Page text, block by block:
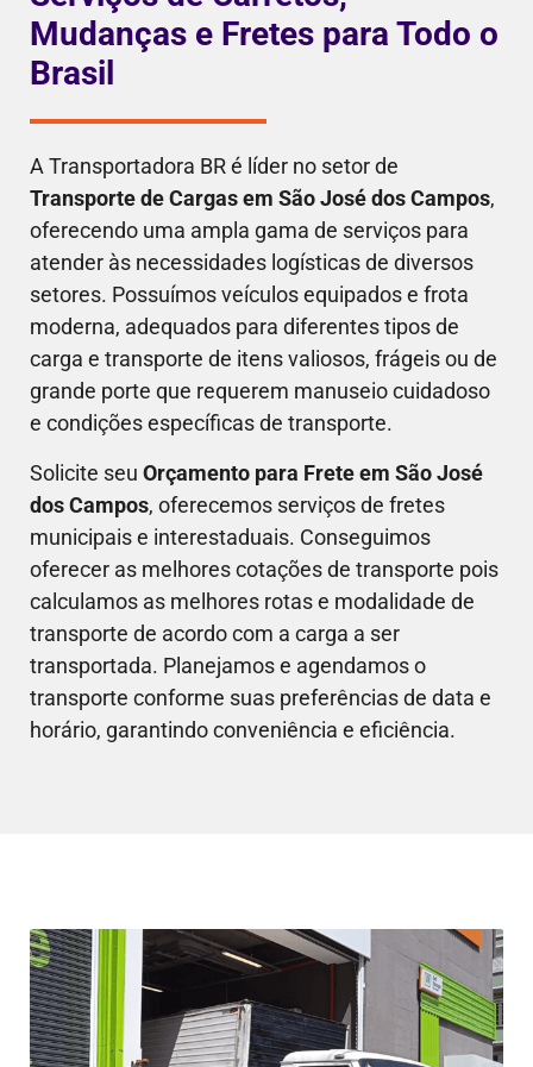
Mudanças e Fretes para Todo o
Brasil
A Transportadora BR é líder no setor de
Transporte de Cargas em São José dos Campos,
oferecendo uma ampla gama de serviços para
atender às necessidades logísticas de diversos
setores. Possuímos veículos equipados e frota
moderna, adequados para diferentes tipos de
carga e transporte de itens valiosos, frágeis ou de
grande porte que requerem manuseio cuidadoso
e condições específicas de transporte.
Solicite seu Orçamento para Frete em São José
dos Campos, oferecemos serviços de fretes
municipais e interestaduais. Conseguimos
oferecer as melhores cotações de transporte pois
calculamos as melhores rotas e modalidade de
transporte de acordo com a carga a ser
transportada. Planejamos e agendamos o
transporte conforme suas preferências de data e
horário, garantindo conveniência e eficiência.